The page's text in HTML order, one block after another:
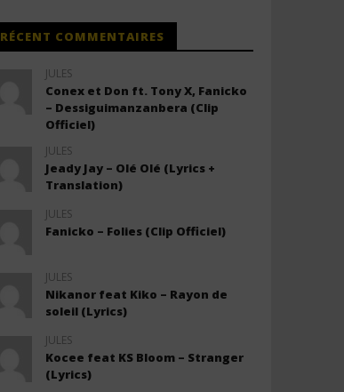
RÉCENT COMMENTAIRES
JULES
Conex et Don ft. Tony X, Fanicko
– Dessiguimanzanbera (Clip
Officiel)
JULES
Jeady Jay – Olé Olé (Lyrics +
Translation)
JULES
Fanicko – Folies (Clip Officiel)
JULES
Nikanor feat Kiko – Rayon de
soleil (Lyrics)
JULES
Kocee feat KS Bloom – Stranger
(Lyrics)